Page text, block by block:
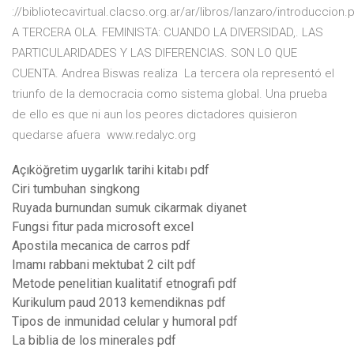
://bibliotecavirtual.clacso.org.ar/ar/libros/lanzaro/
A TERCERA OLA. FEMINISTA: CUANDO LA DIVERSIDAD,. LAS
PARTICULARIDADES Y LAS DIFERENCIAS. SON LO QUE
CUENTA. Andrea Biswas realiza La tercera ola representó el
triunfo de la democracia como sistema global. Una prueba
de ello es que ni aun los peores dictadores quisieron
quedarse afuera www.redalyc.org
Açıköğretim uygarlık tarihi kitabı pdf
Ciri tumbuhan singkong
Ruyada burnundan sumuk cikarmak diyanet
Fungsi fitur pada microsoft excel
Apostila mecanica de carros pdf
Imamı rabbani mektubat 2 cilt pdf
Metode penelitian kualitatif etnografi pdf
Kurikulum paud 2013 kemendiknas pdf
Tipos de inmunidad celular y humoral pdf
La biblia de los minerales pdf